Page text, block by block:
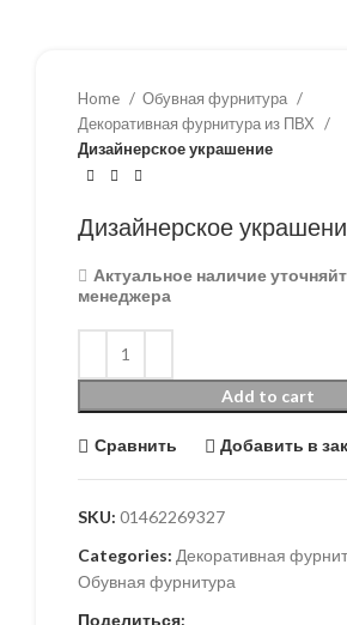
Home
Обувная фурнитура
Декоративная фурнитура из ПВХ
Дизайнерское украшение
Дизайнерское
Актуальное наличие
менеджера
Add to cart
Сравнить Добавить в
SKU: 01462269327
Categories: Декоративная
Обувная фурнитура
Поделиться: